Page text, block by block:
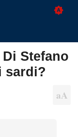
Stefano
sardi?